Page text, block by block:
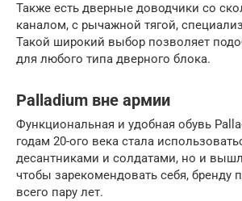
Также есть дверные доводчики со
каналом, с рычажной тягой,
Такой широкий выбор позволяет
для любого типа дверного блока.
Palladium вне армии
Функциональная и удобная обувь
годам 20-ого века стала
десантниками и солдатами, но и
чтобы зарекомендовать себя, бренду
всего пару лет.